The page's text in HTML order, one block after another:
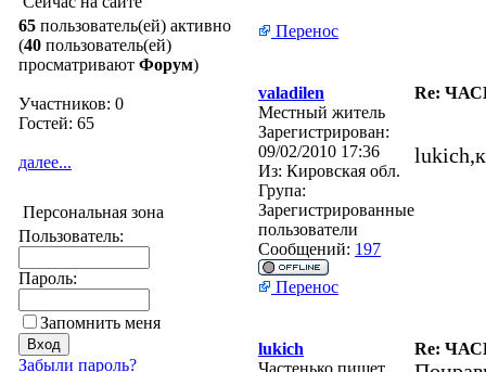
65 пользователь(ей) активно
(40 пользователь(ей)
просматривают Форум)
Участников: 0
Гостей: 65
далее...
Персональная зона
Пользователь:
Пароль:
Запомнить меня
Забыли пароль?
Перенос
valadilen
Re:
Местный житель
Зарегистрирован:
09/02/2010 17:36
Из: Кировская обл.
Група:
Зарегистрированные
пользователи
Сообщений: 197
Перенос
lukich
Re:
Частенько пишет